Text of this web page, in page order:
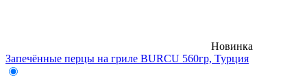
Новинка
Запечённые перцы на гриле BURCU 560гр, Турция